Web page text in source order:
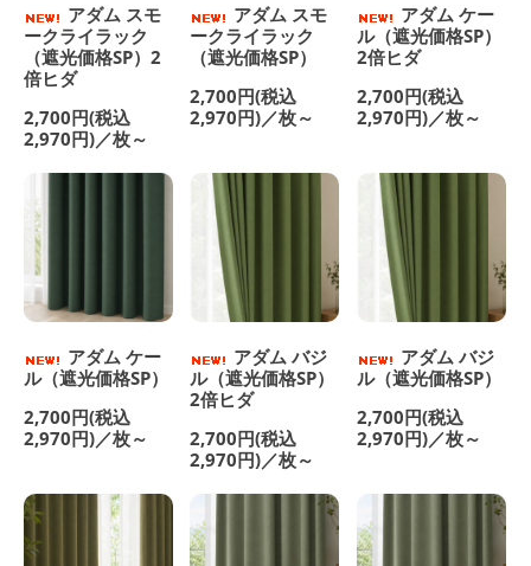
アダム スモ
ークライラック
（遮光価格SP）2
倍ヒダ
2,700円(税込
2,970円)／枚～
アダム スモ
ークライラック
（遮光価格SP）
2,700円(税込
2,970円)／枚～
アダム ケー
ル（遮光価格SP）
2倍ヒダ
2,700円(税込
2,970円)／枚～
アダム ケー
ル（遮光価格SP）
2,700円(税込
2,970円)／枚～
アダム バジ
ル（遮光価格SP）
2倍ヒダ
2,700円(税込
2,970円)／枚～
アダム バジ
ル（遮光価格SP）
2,700円(税込
2,970円)／枚～